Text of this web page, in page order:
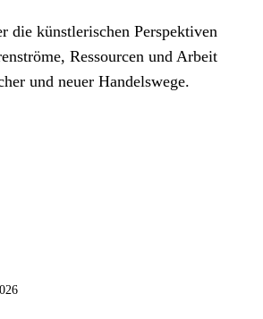
die künstlerischen Perspektiven
Ressourcen und Arbeit
und neuer Handelswege.